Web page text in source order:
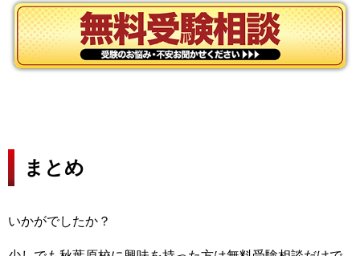
まとめ
いかがでしたか？